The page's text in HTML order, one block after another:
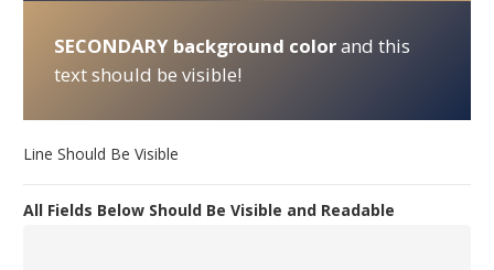
SECONDARY background colorand this
text should be visible!
Line Should Be Visible
All Fields Below Should Be Visible and Readable